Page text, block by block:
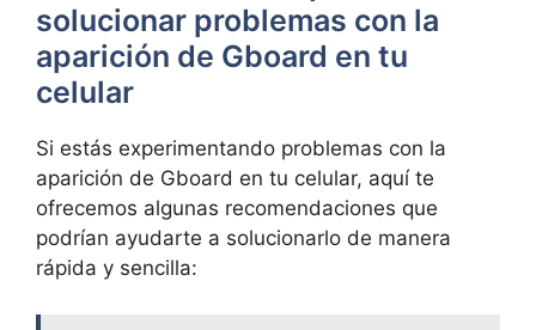
‍solucionar problemas con la
aparición de⁤ Gboard ‍en tu
celular
Si estás experimentando problemas ​con la
aparición ⁤de Gboard ‍en tu celular, aquí te
ofrecemos algunas recomendaciones ⁤que
podrían ayudarte a solucionarlo de manera
rápida y sencilla: